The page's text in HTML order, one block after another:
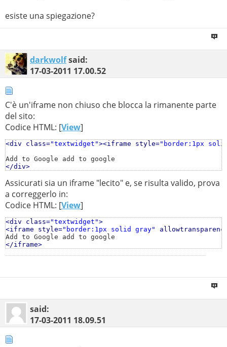
esiste una spiegazione?
darkwolfsaid:
17-03-2011 17.00.52
C'è un'iframe non chiuso che blocca la rimanente parte
del sito:
Codice HTML: [View]
<div class="textwidget"><iframe style="border:1px
</div>
Assicurati sia un iframe "lecito" e, se risulta valido, prova
a correggerlo in:
Codice HTML: [View]
<div class="textwidget">
<iframe style="border:1px solid gray"
</iframe>
said:
17-03-2011 18.09.51